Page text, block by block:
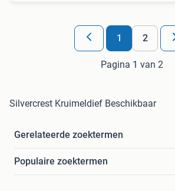
1 2
Pagina 1 van 2
Silvercrest Kruimeldief Beschikbaar
Gerelateerde zoektermen
Populaire zoektermen